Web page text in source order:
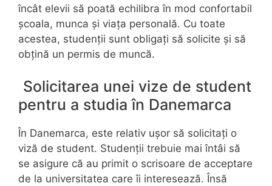
încât elevii să poată echilibra în mod confortabil
școala, munca și viața personală. Cu toate
acestea, studenții sunt obligați să solicite și să
obțină un permis de muncă.
Solicitarea unei vize de student
pentru a studia în Danemarca
În Danemarca, este relativ ușor să solicitați o
viză de student. Studenții trebuie mai întâi să
se asigure că au primit o scrisoare de acceptare
de la universitatea care îi interesează. Însă